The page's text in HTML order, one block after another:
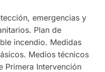
emergencias y
Plan de
incendio. Medidas
Medios técnicos
Primera Intervención